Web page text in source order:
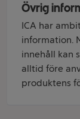
Övrig
ICA har
information.
innehåll kan
alltid före
produktens